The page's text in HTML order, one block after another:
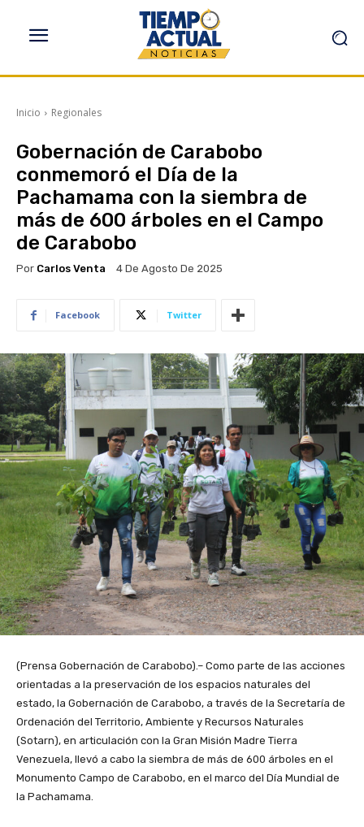
Inicio Regionales
Gobernación de Carabobo
conmemoró el Día de la
Pachamama con la siembra de
más de 600 árboles en el Campo
de Carabobo
Por Carlos Venta 4 De Agosto De 2025
Facebook Twitter
(Prensa Gobernación de Carabobo).– Como parte de las acciones
orientadas a la preservación de los espacios naturales del
estado, la Gobernación de Carabobo, a través de la Secretaría de
Ordenación del Territorio, Ambiente y Recursos Naturales
(Sotarn), en articulación con la Gran Misión Madre Tierra
Venezuela, llevó a cabo la siembra de más de 600 árboles en el
Monumento Campo de Carabobo, en el marco del Día Mundial de
la Pachamama.